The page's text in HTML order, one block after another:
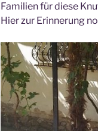
Familien für diese
Hier zur Erinnerung